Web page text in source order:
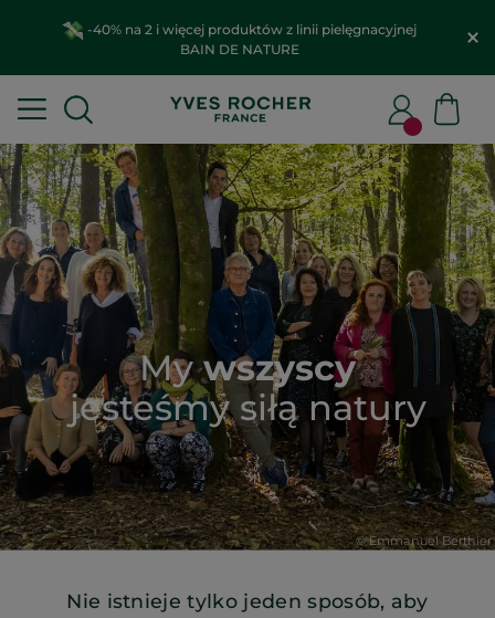
-40% na 2 i więcej produktów z linii pielęgnacyjnej
BAIN DE NATURE
Mywszyscy
jesteśmy siłą natury
Nie istnieje tylko jeden sposób, aby